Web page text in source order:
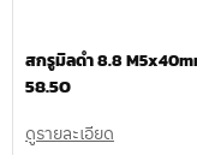
สกรูมิลดำ 8.8
58.50
ดูรายละเอียด